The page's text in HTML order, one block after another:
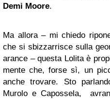
Demi Moore.
Ma allora – mi chiedo
che si sbizzarrisce sulla
arance – questa Lolita è
mente che, forse sì, un
anche trovare. Sto
Murolo e Capossela,